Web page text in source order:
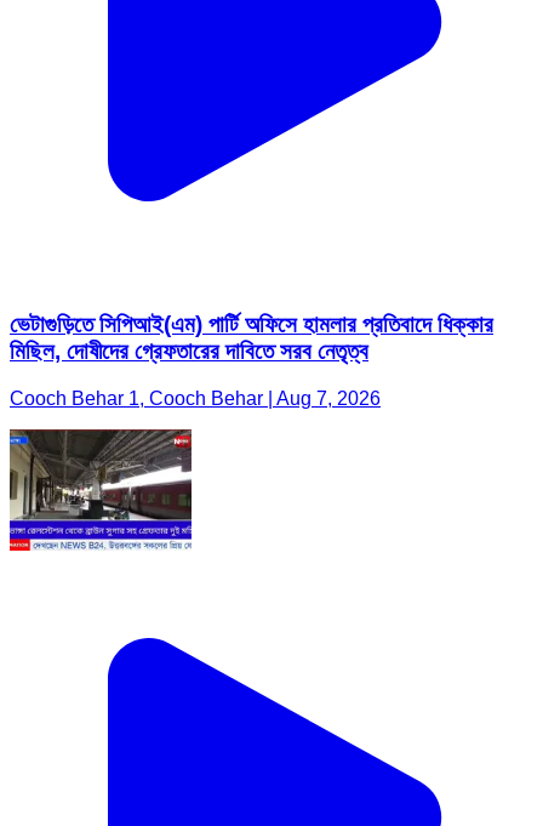
ভেটাগুড়িতে সিপিআই(এম) পার্টি অফিসে হামলার প্রতিবাদে ধিক্কার
মিছিল, দোষীদের গ্রেফতারের দাবিতে সরব নেতৃত্ব
Cooch Behar 1, Cooch Behar | Aug 7, 2026